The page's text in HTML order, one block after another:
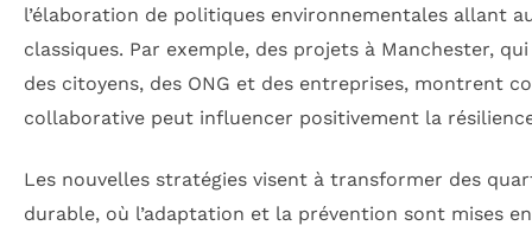
l’élaboration de politiques environnementales allant
classiques. Par exemple, des projets à Manchester,
des citoyens, des ONG et des entreprises, montrent
collaborative peut influencer positivement la
Les nouvelles stratégies visent à transformer des
durable, où l’adaptation et la prévention sont mises